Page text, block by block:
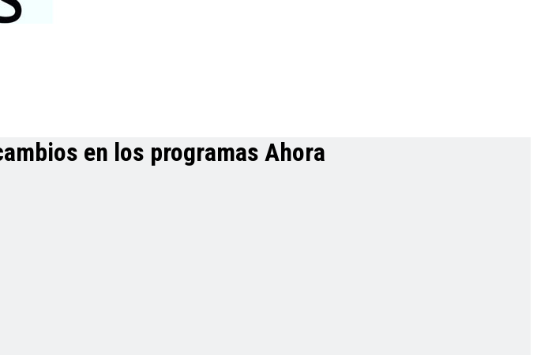
en los programas Ahora